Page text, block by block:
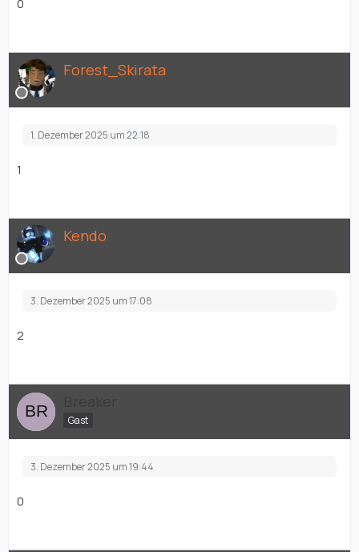
0
Forest_Skirata
1. Dezember 2025 um 22:18
1
Kendo
3. Dezember 2025 um 17:08
2
Gast
3. Dezember 2025 um 19:44
0